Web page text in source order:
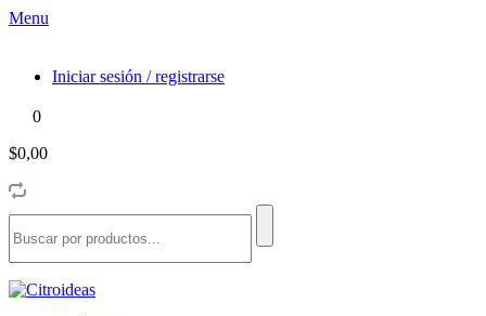
Menu
Iniciar sesión / registrarse
0
$0,00